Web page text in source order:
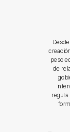
peso
de
regula